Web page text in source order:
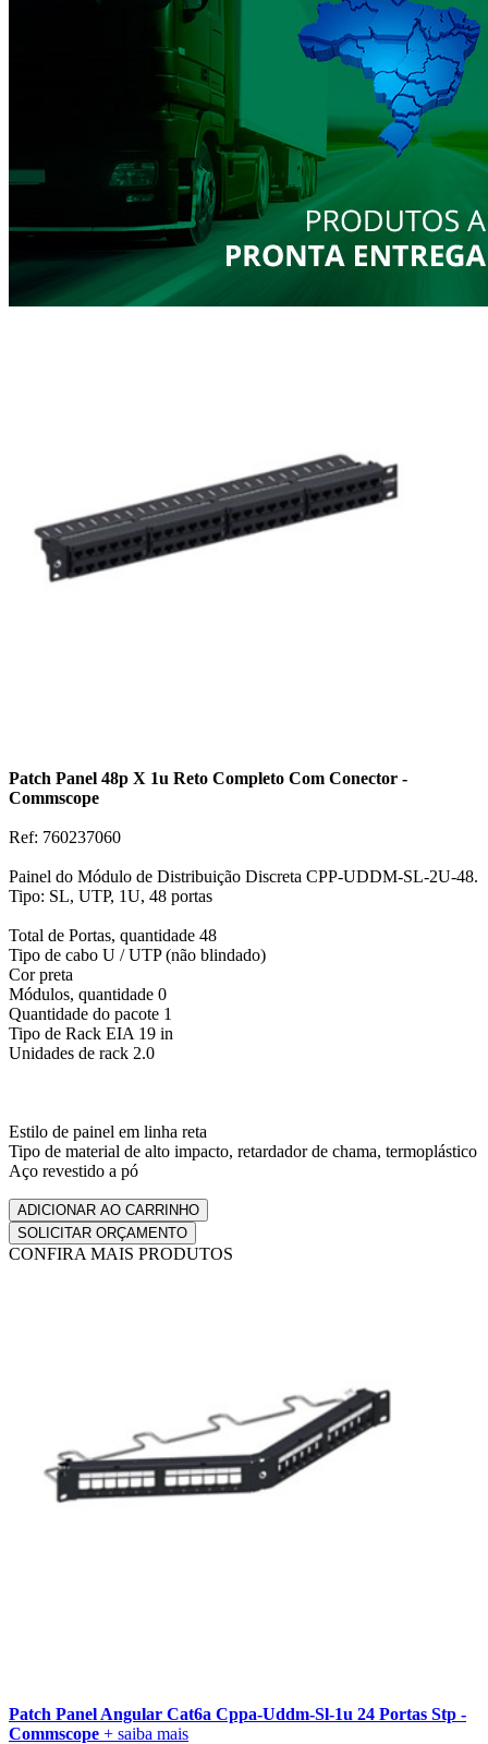
Patch Panel 48p X 1u Reto Completo Com Conector -
Commscope
Ref: 760237060
Painel do Módulo de Distribuição Discreta CPP-UDDM-SL-2U-48.
Tipo: SL, UTP, 1U, 48 portas
Total de Portas, quantidade 48
Tipo de cabo U / UTP (não blindado)
Cor preta
Módulos, quantidade 0
Quantidade do pacote 1
Tipo de Rack EIA 19 in
Unidades de rack 2.0
Estilo de painel em linha reta
Tipo de material de alto impacto, retardador de chama, termoplástico
Aço revestido a pó
CONFIRA MAIS PRODUTOS
Patch Panel Angular Cat6a Cppa-Uddm-Sl-1u 24 Portas Stp -
Commscope + saiba mais